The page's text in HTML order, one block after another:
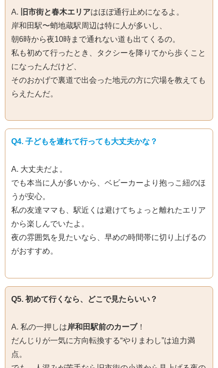
A. 旧市街と春木エリアはほぼ通行止めになるよ。
岸和田駅〜蛸地蔵駅周辺は特に人が多いし、
朝6時から夜10時まで通れない道も出てくるの。
私も初めて行ったとき、タクシーを降りてから歩くこと
になったんだけど、
そのおかげで裏道で出会った地元の方に穴場を教えても
らえたんだ。
Q4. 子どもを連れて行っても大丈夫かな？
A. 大丈夫だよ。
でも本当に人が多いから、ベビーカーより抱っこ紐のほ
うが安心。
私の友達ママも、駅近くは避けてちょっと離れたエリア
から楽しんでいたよ。
夜の雰囲気を見たいなら、早めの時間帯に切り上げるの
がおすすめ。
Q5. 初めて行くなら、どこで見たらいい？
A. 私の一押しは岸和田駅前のカーブ！
だんじりが一気に方向転換する“やりまわし”は迫力満
点。